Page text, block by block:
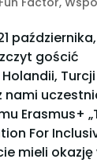
gościć
nami
Erasmus+
For
mieli okazję